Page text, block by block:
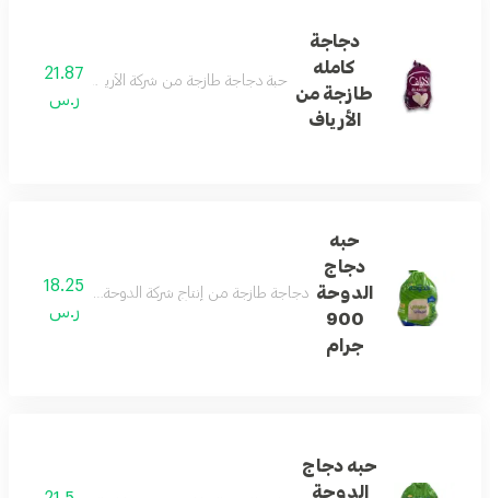
دجاجة
كامله
طازجة من
الأرياف
حبة دجاجة طازجة من شركة الأرياف تصلح لجميع أنواع
21.87
ر.س
حبه
دجاج
الدوحة
900
جرام
دجاجة طازجة من إنتاج شركة الدوحة بوزن 900 جرام عالية الجودة وخالية من المواد الحافظة مناسبة لجميع الأطباق18.25
ر.س
حبه دجاج
الدوحة